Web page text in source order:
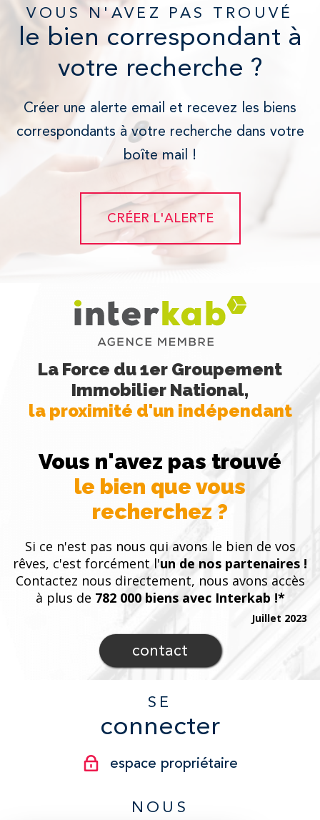
VOUS N'AVEZ PAS TROUVÉ
le bien correspondant à
votre recherche ?
Créer une alerte email et recevez les biens
correspondants à votre recherche dans votre
boîte mail !
CRÉER L'ALERTE
La Force du 1er Groupement
Immobilier National,
la proximité d'un indépendant
Vous n'avez pas trouvé
le bien que vous
recherchez ?
Si ce n'est pas nous qui avons le bien de vos
rêves, c'est forcément l'un de nos partenaires !
Contactez nous directement, nous avons accès
à plus de 782 000 biens avec Interkab !*
contact
Juillet 2023
SE
connecter
espace propriétaire
NOUS